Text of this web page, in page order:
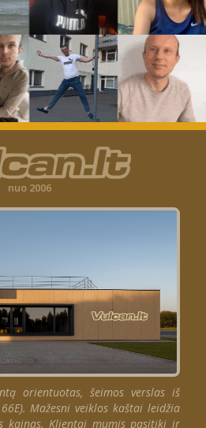
nuo 2006
orientuotas, šeimos verslas iš
Mažesni veiklos kaštai leidžia
kainas. Klientai mumis pasitiki ir